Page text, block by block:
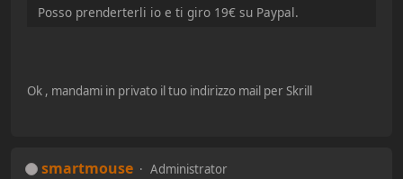
Posso prenderterli io e ti giro 19€ su Paypal.
Ok , mandami in privato il tuo indirizzo mail per Skrill
smartmouse
Administrator